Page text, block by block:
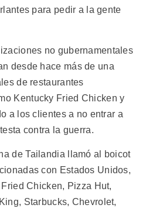
para pedir a la gente
no gubernamentales
desde hace más de una
de restaurantes
Kentucky Fried Chicken y
a los clientes a no entrar a
contra la guerra.
de Tailandia llamó al boicot
con Estados Unidos,
Chicken, Pizza Hut,
Starbucks, Chevrolet,